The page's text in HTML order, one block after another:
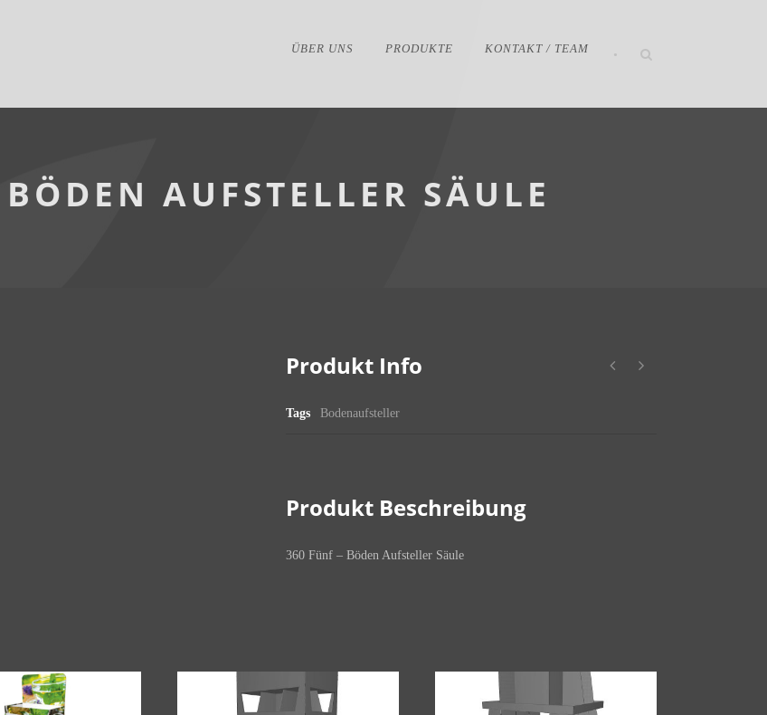
ÜBER UNS PRODUKTE KONTAKT / TEAM •
AUFSTELLER SÄULE
Produkt Info
Tags Bodenaufsteller
Produkt Beschreibung
360 Fünf – Böden Aufsteller Säule